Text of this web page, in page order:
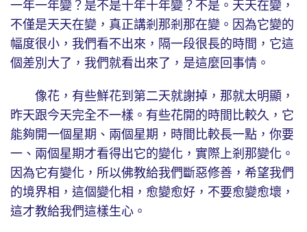
一年一年變？是不是十年十年變？不是。天天在變，
不僅是天天在變，真正講剎那剎那在變。因為它變的
幅度很小，我們看不出來，隔一段很長的時間，它這
個差別大了，我們就看出來了，是這麼回事情。
像花，有些鮮花到第二天就謝掉，那就太明顯，
昨天跟今天完全不一樣。有些花開的時間比較久，它
能夠開一個星期、兩個星期，時間比較長一點，你要
一、兩個星期才看得出它的變化，實際上剎那變化。
因為它有變化，所以佛教給我們斷惡修善，希望我們
的境界相，這個變化相，愈變愈好，不要愈變愈壞，
這才教給我們這樣生心。